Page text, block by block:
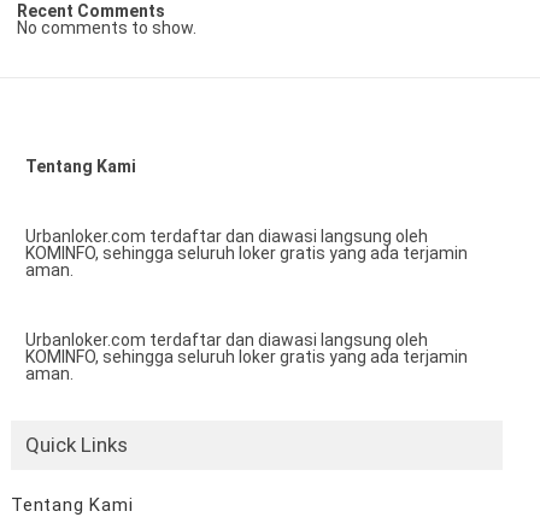
Recent Comments
No comments to show.
Tentang Kami
Urbanloker.com terdaftar dan diawasi langsung oleh
KOMINFO, sehingga seluruh loker gratis yang ada terjamin
aman.
Urbanloker.com terdaftar dan diawasi langsung oleh
KOMINFO, sehingga seluruh loker gratis yang ada terjamin
aman.
Quick Links
Tentang Kami